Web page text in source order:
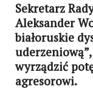
Sekretarz
Aleksander
białoruskie
wyrządzić
agresorowi.